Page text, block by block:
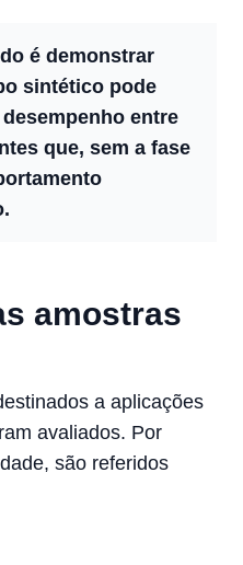
é demonstrar
sintético pode
entre
que, sem a fase
amostras
a aplicações
avaliados. Por
são referidos